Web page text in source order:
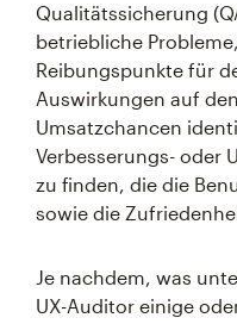
Qualitätssicherung
betriebliche
Reibungspunkte für
Auswirkungen auf
Umsatzchancen
Verbesserungs- oder
zu finden, die die
sowie die
Je nachdem, was
UX-Auditor einige